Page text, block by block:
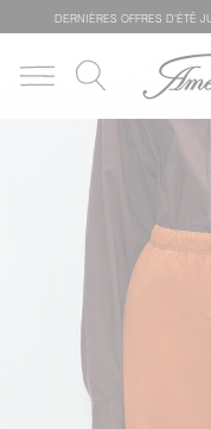
DERNIÈRES OFFRES D'ÉTÊ